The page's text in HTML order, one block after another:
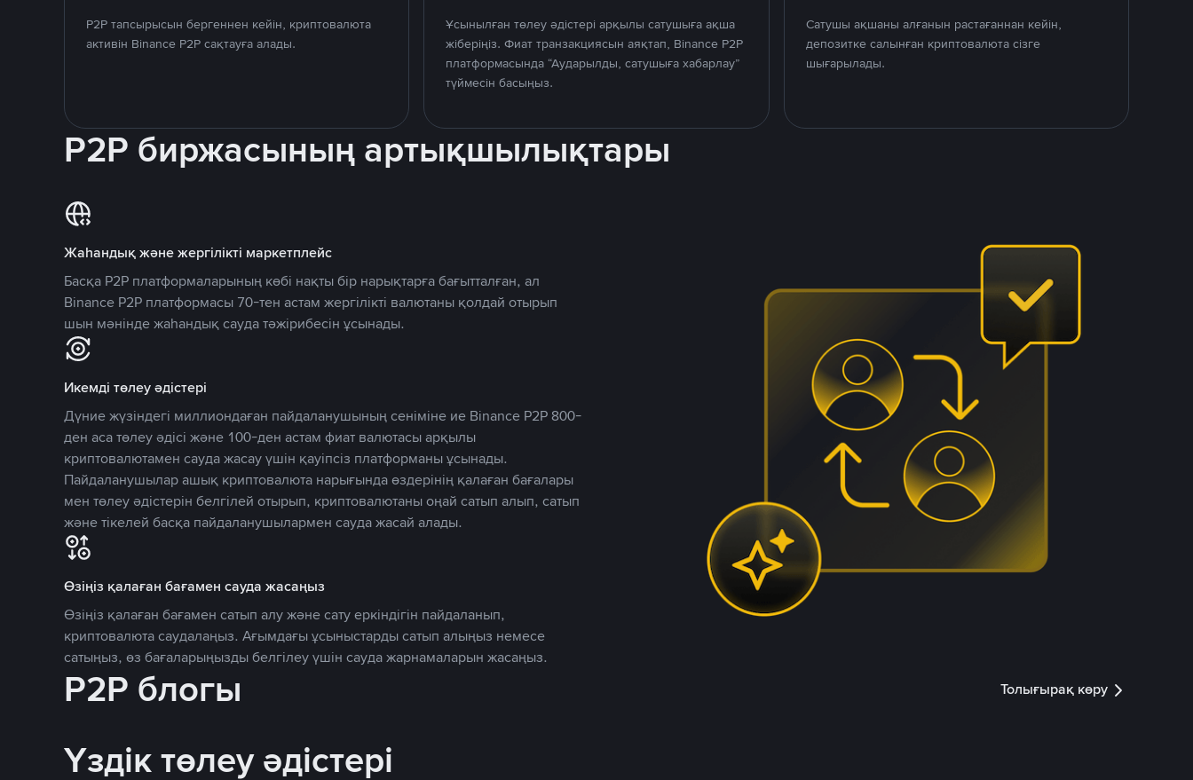
P2P тапсырысын бергеннен кейін, криптовалюта
активін Binance P2P сақтауға алады.
Ұсынылған төлеу әдістері арқылы сатушыға ақша
жіберіңіз. Фиат транзакциясын аяқтап, Binance P2P
платформасында “Аударылды, сатушыға хабарлау”
түймесін басыңыз.
Сатушы ақшаны алғанын растағаннан кейін,
депозитке салынған криптовалюта сізге
шығарылады.
P2P биржасының артықшылықтары
Жаһандық және жергілікті маркетплейс
Басқа P2P платформаларының көбі нақты бір нарықтарға бағытталған, ал
Binance P2P платформасы 70-тен астам жергілікті валютаны қолдай отырып
шын мәнінде жаһандық сауда тәжірибесін ұсынады.
Икемді төлеу әдістері
Дүние жүзіндегі миллиондаған пайдаланушының сеніміне ие Binance P2P 800-
ден аса төлеу әдісі және 100-ден астам фиат валютасы арқылы
криптовалютамен сауда жасау үшін қауіпсіз платформаны ұсынады.
Пайдаланушылар ашық криптовалюта нарығында өздерінің қалаған бағалары
мен төлеу әдістерін белгілей отырып, криптовалютаны оңай сатып алып, сатып
және тікелей басқа пайдаланушылармен сауда жасай алады.
Өзіңіз қалаған бағамен сауда жасаңыз
Өзіңіз қалаған бағамен сатып алу және сату еркіндігін пайдаланып,
криптовалюта саудалаңыз. Ағымдағы ұсыныстарды сатып алыңыз немесе
сатыңыз, өз бағаларыңызды белгілеу үшін сауда жарнамаларын жасаңыз.
P2P блогы Толығырақ көру
Үздік төлеу әдістері